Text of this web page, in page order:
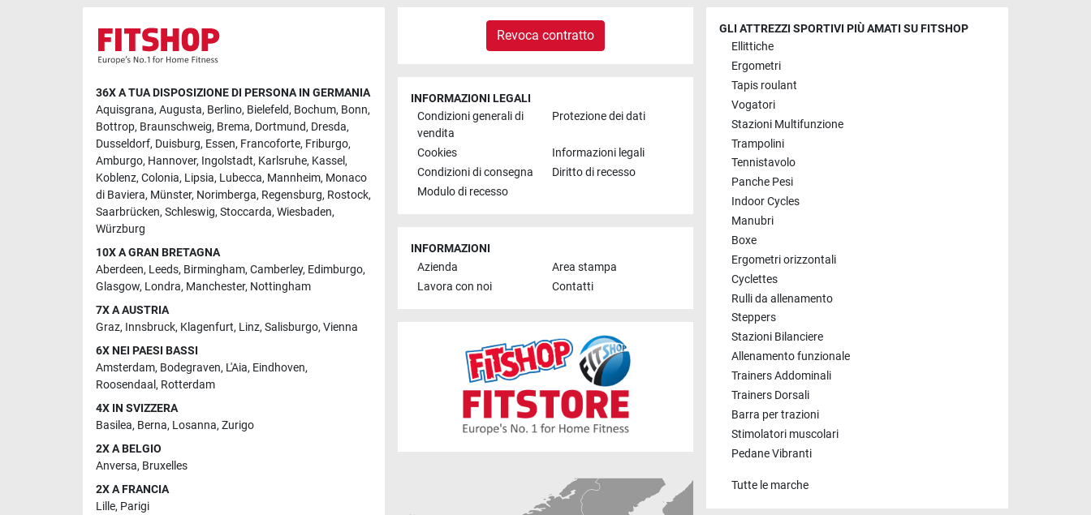
36X A TUA DISPOSIZIONE DI PERSONA IN GERMANIA
Aquisgrana, Augusta, Berlino, Bielefeld, Bochum, Bonn,
Bottrop, Braunschweig, Brema, Dortmund, Dresda,
Dusseldorf, Duisburg, Essen, Francoforte, Friburgo,
Amburgo, Hannover, Ingolstadt, Karlsruhe, Kassel,
Koblenz, Colonia, Lipsia, Lubecca, Mannheim, Monaco
di Baviera, Münster, Norimberga, Regensburg, Rostock,
Saarbrücken, Schleswig, Stoccarda, Wiesbaden,
Würzburg
10X A GRAN BRETAGNA
Aberdeen, Leeds, Birmingham, Camberley, Edimburgo,
Glasgow, Londra, Manchester, Nottingham
7X A AUSTRIA
Graz, Innsbruck, Klagenfurt, Linz, Salisburgo, Vienna
6X NEI PAESI BASSI
Amsterdam, Bodegraven, L'Aia, Eindhoven,
Roosendaal , Rotterdam
4X IN SVIZZERA
Basilea, Berna, Losanna, Zurigo
2X A BELGIO
Anversa, Bruxelles
2X A FRANCIA
Lille, Parigi
Revoca contratto
INFORMAZIONI LEGALI
Condizioni generali di
vendita
Protezione dei dati
Cookies
Informazioni legali
Condizioni di consegna
Diritto di recesso
Modulo di recesso
INFORMAZIONI
Azienda
Area stampa
Lavora con noi
Contatti
GLI ATTREZZI SPORTIVI PIÙ AMATI SU FITSHOP
Ellittiche
Ergometri
Tapis roulant
Vogatori
Stazioni Multifunzione
Trampolini
Tennistavolo
Panche Pesi
Indoor Cycles
Manubri
Boxe
Ergometri orizzontali
Cyclettes
Rulli da allenamento
Steppers
Stazioni Bilanciere
Allenamento funzionale
Trainers Addominali
Trainers Dorsali
Barra per trazioni
Stimolatori muscolari
Pedane Vibranti
Tutte le marche